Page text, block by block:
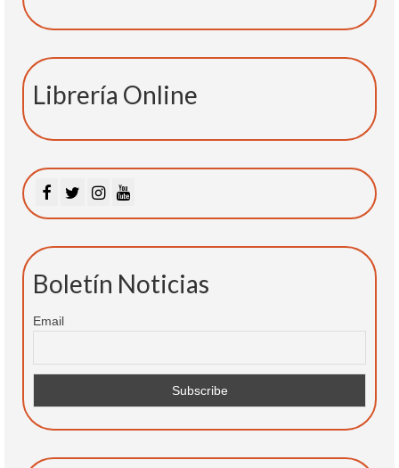
Librería Online
Boletín Noticias
Email